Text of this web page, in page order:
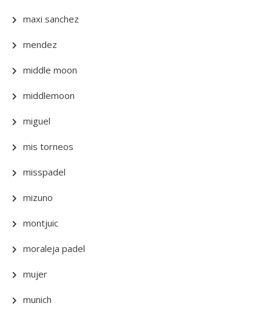
maxi sanchez
mendez
middle moon
middlemoon
miguel
mis torneos
misspadel
mizuno
montjuic
moraleja padel
mujer
munich